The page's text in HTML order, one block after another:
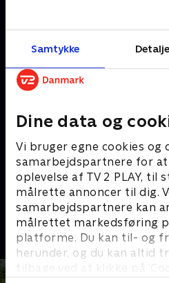
Samtykke
Dine data og
Vi bruger egne cookies og
samarbejdspartnere for at
oplevelse af TV 2 PLAY, til
målrette annoncer til dig.
samarbejdspartnere kan
målrettet markedsføring
platforme. Du kan til- og
herunder, og du kan altid
tilbage ved at klikke på
Min sindssygt sunde
Livsstil • 3 sæsoner